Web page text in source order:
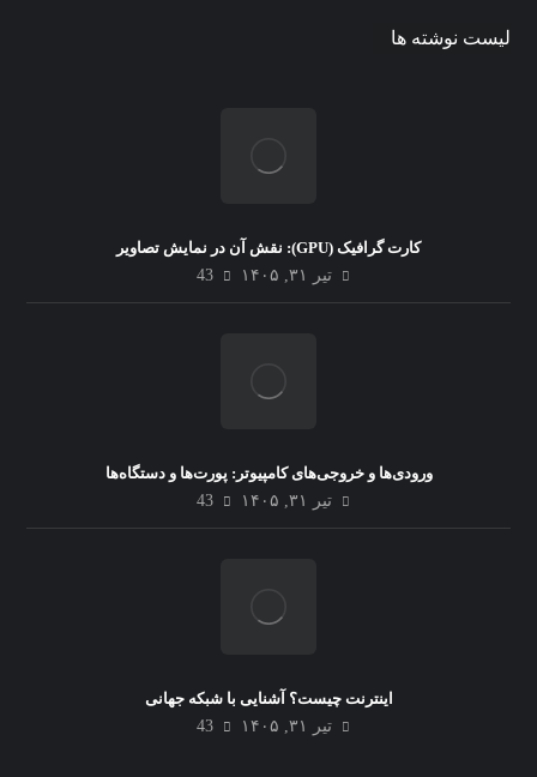
لیست نوشته ها
کارت گرافیک (GPU): نقش آن در نمایش تصاویر
تیر ۳۱, ۱۴۰۵
43
ورودی‌ها و خروجی‌های کامپیوتر: پورت‌ها و دستگاه‌ها
تیر ۳۱, ۱۴۰۵
43
اینترنت چیست؟ آشنایی با شبکه جهانی
تیر ۳۱, ۱۴۰۵
43